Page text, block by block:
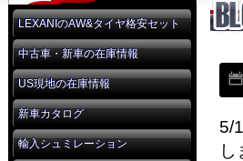
LEXANIのAW&タイヤ格安セット
中古車・新車の在庫情報
US現地の在庫情報
新車カタログ
輸入シュミレーション
5/
し